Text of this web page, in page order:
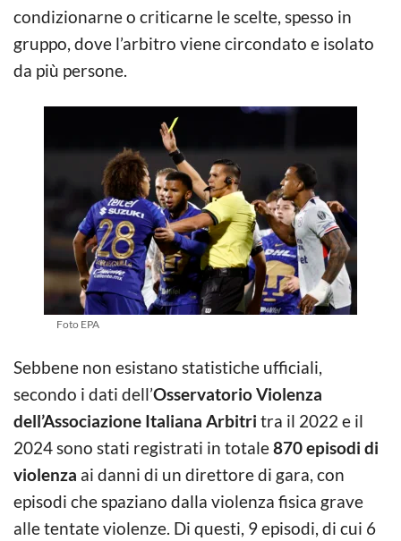
condizionarne o criticarne le scelte, spesso in
gruppo, dove l’arbitro viene circondato e isolato
da più persone.
Foto EPA
Sebbene non esistano statistiche ufficiali,
secondo i dati dell’Osservatorio Violenza
dell’Associazione Italiana Arbitri tra il 2022 e il
2024 sono stati registrati in totale870 episodi di
violenza ai danni di un direttore di gara, con
episodi che spaziano dalla violenza fisica grave
alle tentate violenze. Di questi, 9 episodi, di cui 6